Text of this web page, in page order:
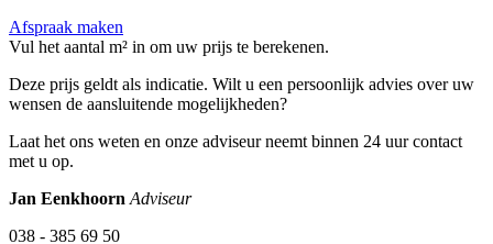
Afspraak maken
Vul het aantal m² in om uw prijs te berekenen.
Deze prijs geldt als indicatie. Wilt u een persoonlijk advies over uw
wensen de aansluitende mogelijkheden?
Laat het ons weten en onze adviseur neemt binnen 24 uur contact
met u op.
Jan Eenkhoorn Adviseur
038 - 385 69 50